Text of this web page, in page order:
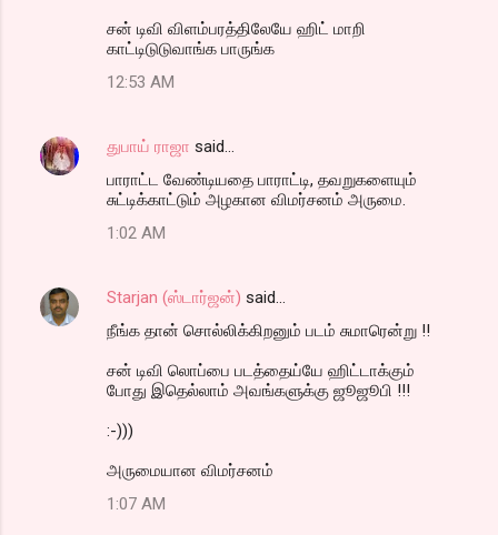
சன் டிவி விளம்பரத்திலேயே ஹிட் மாறி
காட்டிடுடுவாங்க பாருங்க
12:53 AM
துபாய் ராஜா said…
பாராட்ட வேண்டியதை பாராட்டி, தவறுகளையும்
சுட்டிக்காட்டும் அழகான விமர்சனம் அருமை.
1:02 AM
Starjan (ஸ்டார்ஜன்) said…
நீங்க தான் சொல்லிக்கிறனும் படம் சுமாரென்று !!
சன் டிவி லொப்பை படத்தைய்யே ஹிட்டாக்கும்
போது இதெல்லாம் அவங்களுக்கு ஜூஜூபி !!!
:-)))
அருமையான விமர்சனம்
1:07 AM